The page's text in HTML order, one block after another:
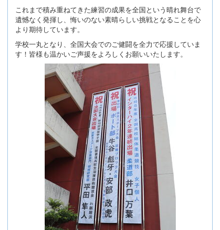
これまで積み重ねてきた練習の成果を全国という晴れ舞台で
遺憾なく発揮し、悔いのない素晴らしい挑戦となることを心
より期待しています。
学校一丸となり、全国大会でのご健闘を全力で応援していま
す！皆様も温かいご声援をよろしくお願いいたします。